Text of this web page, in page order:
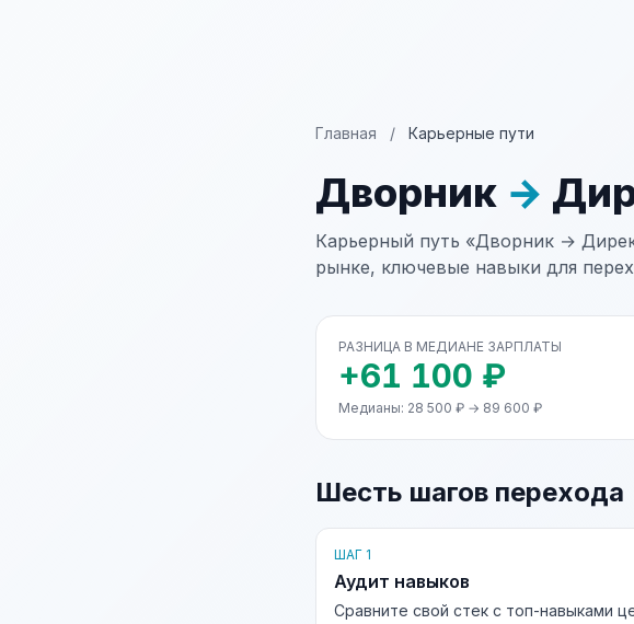
Главная / Карьерные пути
Дворник →
Карьерный путь «Дворник →
рынке, ключевые навыки для
РАЗНИЦА В МЕДИАНЕ ЗАРПЛАТЫ
+61 100 ₽
Медианы: 28 500 ₽ → 89 600 ₽
Шесть шагов перехода
ШАГ 1
Аудит навыков
Сравните свой стек с топ-навыками